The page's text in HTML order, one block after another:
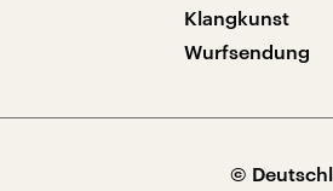
Klangkunst
Wurfsendung
©